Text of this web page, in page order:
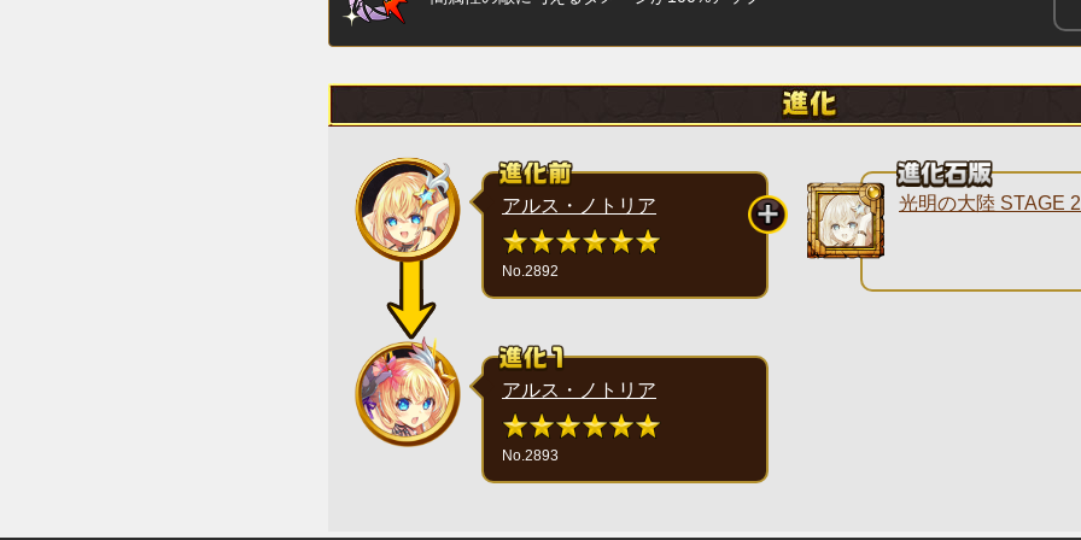
アルス・ノトリア
No.2892
光明の大陸 STAGE
アルス・ノトリア
No.2893